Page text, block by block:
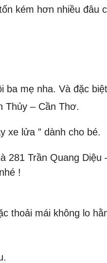
kém hơn nhiều đâu
ba mẹ nha. Và đặc
Thủy – Cần Thơ.
xe lửa ” dành cho bé.
281 Trần Quang
!
thoải mái không lo